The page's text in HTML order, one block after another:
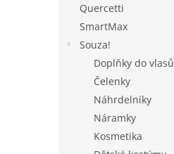
Quercetti
SmartMax
Souza!
Doplňky do vlasů
Čelenky
Náhrdelníky
Náramky
Kosmetika